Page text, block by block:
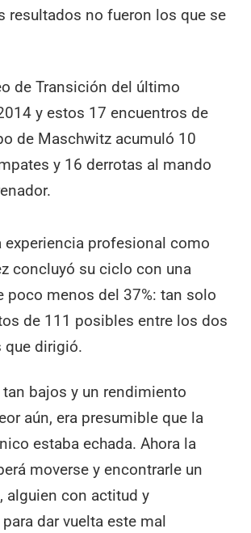
resultados no fueron los que se
de Transición del último
y estos 17 encuentros de
de Maschwitz acumuló 10
y 16 derrotas al mando
experiencia profesional como
concluyó su ciclo con una
poco menos del 37%: tan solo
de 111 posibles entre los dos
que dirigió.
bajos y un rendimiento
aún, era presumible que la
estaba echada. Ahora la
moverse y encontrarle un
alguien con actitud y
dar vuelta este mal